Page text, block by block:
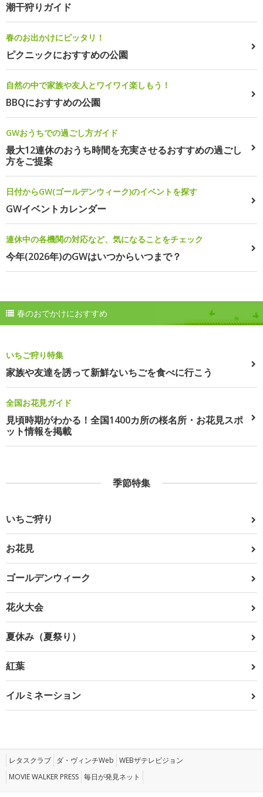
潮干狩りガイド
春のお出かけにピッタリ！
ピクニックにおすすめの公園
自然の中で家族や友人とワイワイ楽しもう！
BBQにおすすめの公園
GWおうちでの過ごし方ガイド
最大12連休のおうち時間を充実させるおすすめの過ごし
方をご提案
日付からGW(ゴールデンウィーク)のイベントを探す
GWイベントカレンダー
連休中の各機関の対応など、気になることをチェック
今年(2026年)のGWはいつからいつまで？
春のおでかけにおすすめ
いちご狩り特集
家族や友達を誘って新鮮ないちごを食べに行こう
全国お花見ガイド
見頃時期がわかる！全国1400カ所の桜名所・お花見スポ
ット情報を掲載
季節特集
いちご狩り
お花見
ゴールデンウィーク
花火大会
夏休み（夏祭り）
紅葉
イルミネーション
レタスクラブ ダ・ヴィンチWeb WEBザテレビジョン
MOVIE WALKER PRESS 毎日が発見ネット